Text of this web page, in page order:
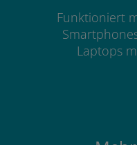
Funktioniert
Laptops